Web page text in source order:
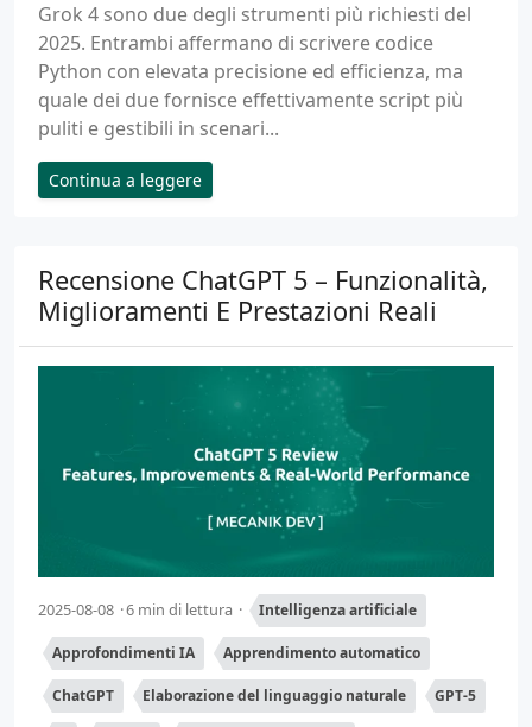
Grok 4 sono due degli strumenti più richiesti del
2025. Entrambi affermano di scrivere codice
Python con elevata precisione ed efficienza, ma
quale dei due fornisce effettivamente script più
puliti e gestibili in scenari...
Continua a leggere
Recensione ChatGPT 5 – Funzionalità,
Miglioramenti E Prestazioni Reali
2025-08-08 6 min di lettura Intelligenza artificiale
Approfondimenti IA Apprendimento automatico
ChatGPT Elaborazione del linguaggio naturale GPT-5